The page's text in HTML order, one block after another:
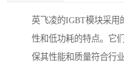
英飞凌的IGBT模块采用
性和低功耗的特点。它
保其性能和质量符合行